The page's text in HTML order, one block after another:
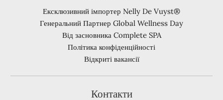
Ексклюзивний імпортер Nelly De Vuyst®
Генеральний Партнер Global Wellness Day
Від засновника Complete SPA
Політика конфіденційності
Відкриті вакансії
Контакти